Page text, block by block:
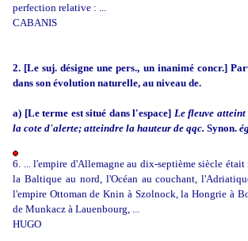
perfection relative : ...
CABANIS
2. [Le suj. désigne une pers., un inanimé concr.]
dans son évolution naturelle, au niveau de.
a) [Le terme est situé dans l'espace] Le fleuve atteint
la cote d'alerte; atteindre la hauteur de qqc. Synon.
6. ... l'empire d'Allemagne au dix-septième siècle était
la Baltique au nord, l'Océan au couchant,
l'empire Ottoman de Knin à Szolnock, la Hongrie à
de Munkacz à Lauenbourg, ...
HUGO